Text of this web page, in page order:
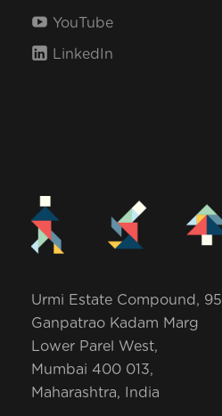
YouTube
LinkedIn
Urmi Estate Compound, 95
Ganpatrao Kadam Marg
Lower Parel West,
Mumbai 400 013,
Maharashtra, India